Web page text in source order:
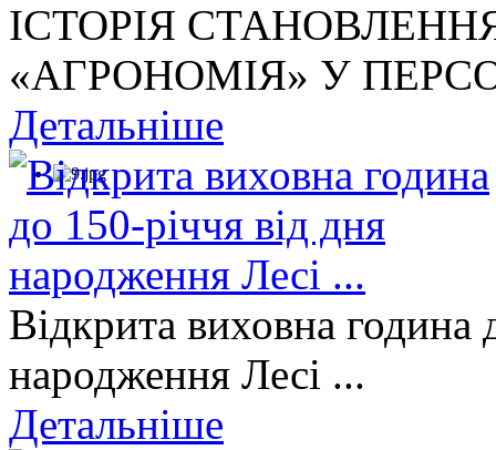
ІСТОРІЯ
«АГРОНОМІЯ» У
Детальніше
Відкрита виховна година
народження Лесі ...
Детальніше